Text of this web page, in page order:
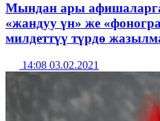
Мындан ары афишаларга
«жандуу үн» же
милдеттүү түрдө
14:08 03.02.2021